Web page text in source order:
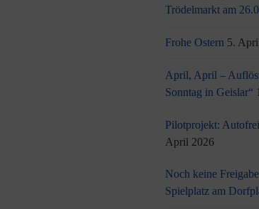
Trödelmarkt am
Frohe Ostern 5.
April, April –
Sonntag in Geislar“
Pilotprojekt:
April 2026
Noch keine
Spielplatz am